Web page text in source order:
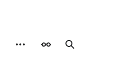
جستجوظاهر
ابزارهای